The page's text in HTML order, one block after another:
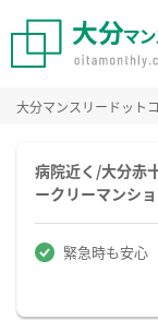
大分マンスリードット
病院近く/大分赤
ークリーマンシ
緊急時も安心